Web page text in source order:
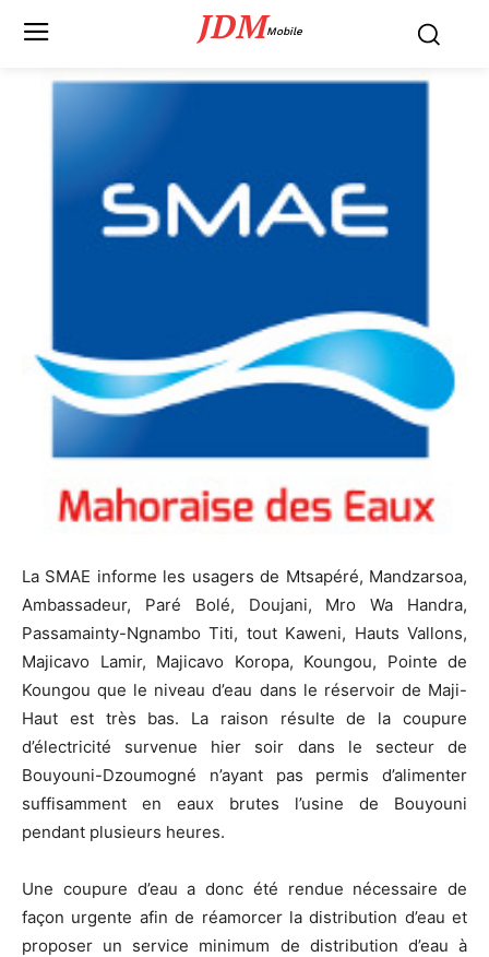
JDMMobile
La SMAE informe les usagers de Mtsapéré, Mandzarsoa,
Ambassadeur, Paré Bolé, Doujani, Mro Wa Handra,
Passamainty-Ngnambo Titi, tout Kaweni, Hauts Vallons,
Majicavo Lamir, Majicavo Koropa, Koungou, Pointe de
Koungou que le niveau d’eau dans le réservoir de Maji-
Haut est très bas. La raison résulte de la coupure
d’électricité survenue hier soir dans le secteur de
Bouyouni-Dzoumogné n’ayant pas permis d’alimenter
suffisamment en eaux brutes l’usine de Bouyouni
pendant plusieurs heures.
Une coupure d’eau a donc été rendue nécessaire de
façon urgente afin de réamorcer la distribution d’eau et
proposer un service minimum de distribution d’eau à